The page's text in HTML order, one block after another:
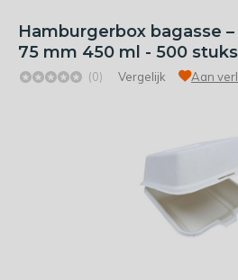
Hamburgerbox bagasse –
75 mm 450 ml - 500 stuks
(0) Vergelijk Aan